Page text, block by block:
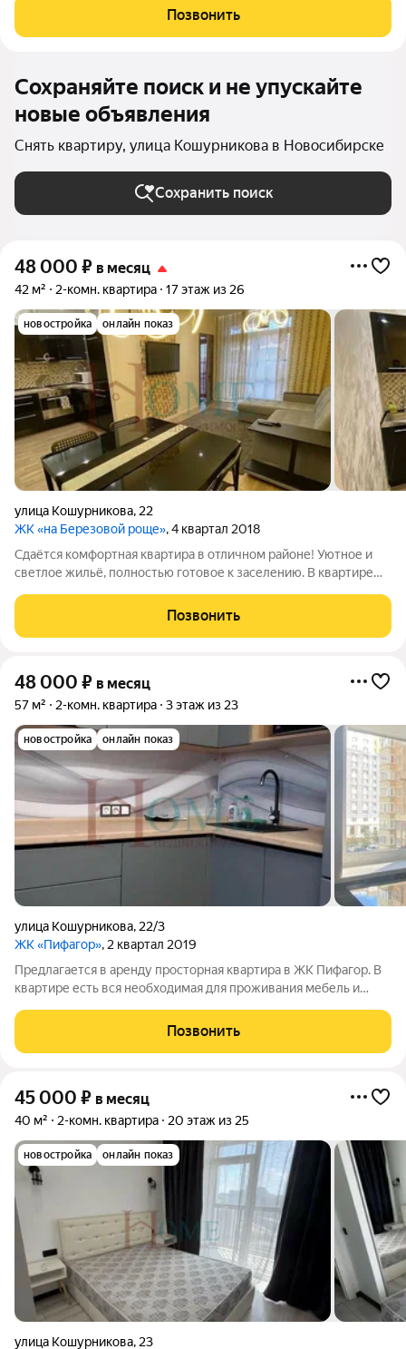
мебель, техника и функциональная планировка. Приглашаем к
просмотру! Арт. 136872258
Позвонить
Сохраняйте поиск и не упускайте
новые объявления
Снять квартиру, улица Кошурникова в Новосибирске
Сохранить поиск
48 000 ₽ в месяц
42 м² 2-комн. квартира 17 этаж из 26
новостройка онлайн показ
улица Кошурникова, 22
ЖК «на Березовой роще», 4 квартал 2018
Сдаётся комфортная квартира в отличном районе! Уютное и
светлое жильё, полностью готовое к заселению. В квартире
мебель, техника и функциональная планировка. Приглашаем к
просмотру! Арт. 136003473
Позвонить
48 000 ₽ в месяц
57 м² 2-комн. квартира 3 этаж из 23
новостройка онлайн показ
улица Кошурникова, 22/3
ЖК «Пифагор», 2 квартал 2019
Предлагается в аренду просторная квартира в ЖК Пифaгор. В
квартире есть вся необходимая для проживания мебель и
Золотая Нива и Березовая Роща, рядом имеются магазины,
аптеки, фитнес клуб, ТЦ
Позвонить
45 000 ₽ в месяц
40 м² 2-комн. квартира 20 этаж из 25
новостройка онлайн показ
улица Кошурникова, 23